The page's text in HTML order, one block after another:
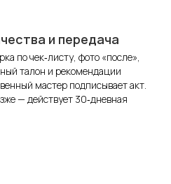
и передача
по чек‑листу, фото «после»,
талон и рекомендации
мастер подписывает акт.
— действует 30‑дневная